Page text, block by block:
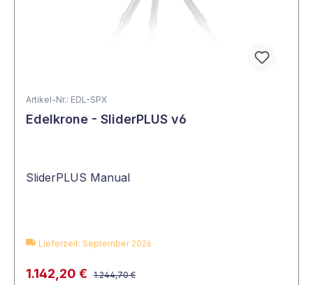
Artikel-Nr.: EDL-SPX
Edelkrone - SliderPLUS v6
SliderPLUS Manual
Lieferzeit: September 2026
1.142,20 € 1.244,70 €